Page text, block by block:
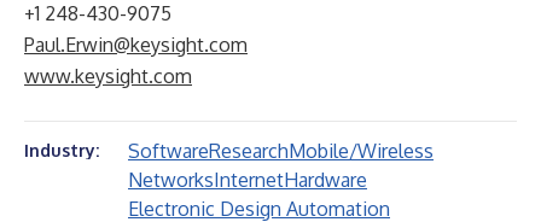
+1 248-430-9075
Paul.Erwin@keysight.com
www.keysight.com
Industry: SoftwareResearchMobile/Wireless
NetworksInternetHardware
Electronic Design Automation